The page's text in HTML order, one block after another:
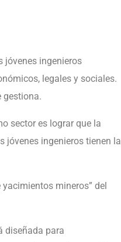
jóvenes ingenieros
legales y sociales.
gestiona.
sector es lograr que la
jóvenes ingenieros tienen la
mineros” del
diseñada para